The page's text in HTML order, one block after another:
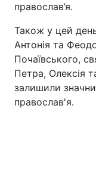
православ’я.
Також у цей
Антонія та
Почаївського,
Петра, Олексія
залишили
православ'я.